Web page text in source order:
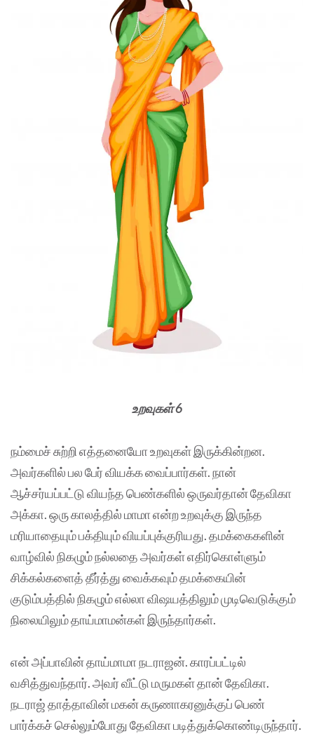
உறவுகள் 6
நம்மைச் சுற்றி எத்தனையோ உறவுகள் இருக்கின்றன.
அவர்களில் பல பேர் வியக்க வைப்பார்கள். நான்
ஆச்சர்யப்பட்டு வியந்த பெண்களில் ஒருவர்தான் தேவிகா
அக்கா. ஒரு காலத்தில் மாமா என்ற உறவுக்கு இருந்த
மரியாதையும் பக்தியும் வியப்புக்குரியது. தமக்கைகளின்
வாழ்வில் நிகழும் நல்லதை அவர்கள் எதிர்கொள்ளும்
சிக்கல்களைத் தீர்த்து வைக்கவும் தமக்கையின்
குடும்பத்தில் நிகழும் எல்லா விஷயத்திலும் முடிவெடுக்கும்
நிலையிலும் தாய்மாமன்கள் இருந்தார்கள்.
என் அப்பாவின் தாய்மாமா நடராஜன். காரப்பட்டில்
வசித்துவந்தார். அவர் வீட்டு மருமகள் தான் தேவிகா.
நடராஜ் தாத்தாவின் மகன் கருணாகரனுக்குப் பெண்
பார்க்கச் செல்லும்போது தேவிகா படித்துக்கொண்டிருந்தார்.